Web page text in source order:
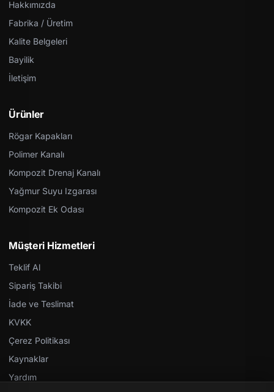
Hakkımızda
Fabrika / Üretim
Kalite Belgeleri
Bayilik
İletişim
Ürünler
Rögar Kapakları
Polimer Kanalı
Kompozit Drenaj Kanalı
Yağmur Suyu Izgarası
Kompozit Ek Odası
Müşteri Hizmetleri
Teklif Al
Sipariş Takibi
İade ve Teslimat
KVKK
Çerez Politikası
Kaynaklar
Yardım